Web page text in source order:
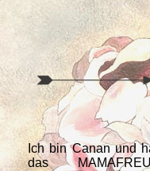
Ich bin Canan und
das